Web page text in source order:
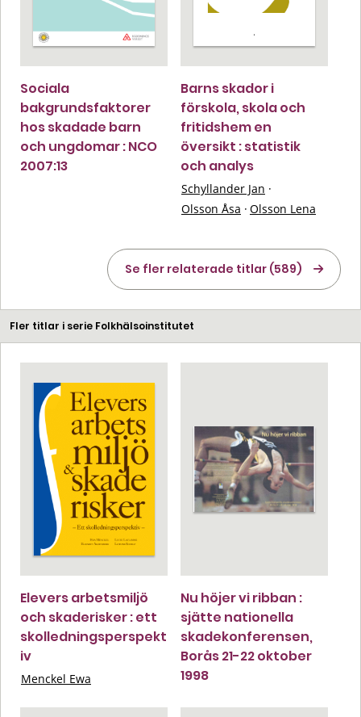
Sociala
bakgrundsfaktorer
hos skadade barn
och ungdomar : NCO
2007:13
Barns skador i
förskola, skola och
fritidshem en
översikt : statistik
och analys
Schyllander Jan ·
Olsson Åsa · Olsson Lena
Se fler relaterade titlar (589)
Fler titlar i serie Folkhälsoinstitutet
Elevers arbetsmiljö
och skaderisker : ett
skolledningsperspekt
iv
Menckel Ewa
Nu höjer vi ribban :
sjätte nationella
skadekonferensen,
Borås 21-22 oktober
1998